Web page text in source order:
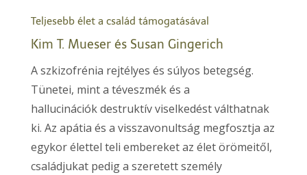
Teljesebb élet a család támogatásával
Kim T. Mueser és Susan Gingerich
A szkizofrénia rejtélyes és súlyos betegség.
Tünetei, mint a téveszmék és a
hallucinációk destruktív viselkedést válthatnak
ki. Az apátia és a visszavonultság megfosztja az
egykor élettel teli embereket az élet örömeitől,
családjukat pedig a szeretett személy